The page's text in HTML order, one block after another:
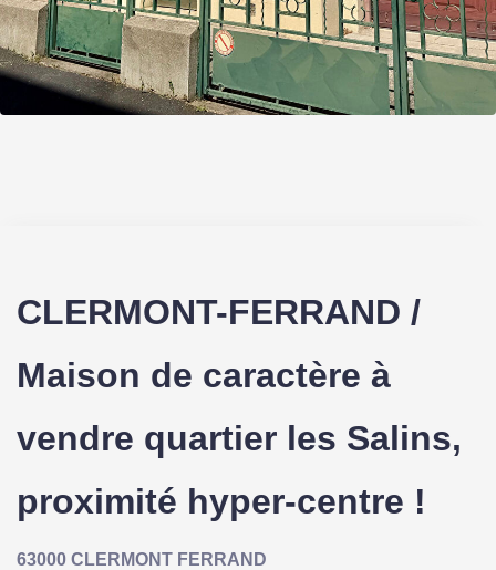
CLERMONT-FERRAND /
Maison de caractère à
vendre quartier les Salins,
proximité hyper-centre !
63000 CLERMONT FERRAND